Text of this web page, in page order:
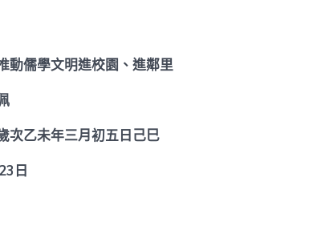
動儒學文明進校園、進鄰里
次乙未年三月初五日己巳
日